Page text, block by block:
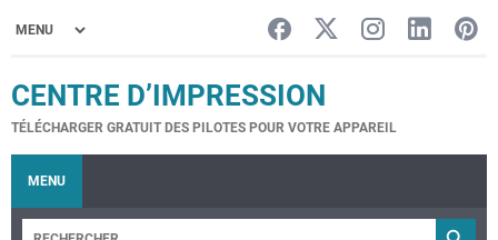
CENTRE D’IMPRESSION
TÉLÉCHARGER GRATUIT DES PILOTES POUR VOTRE APPAREIL
MENU